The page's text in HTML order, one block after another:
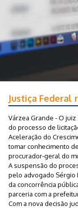
Justiça Federal
Várzea Grande - O
do processo de
Aceleração do
tomar conhecimento
procurador-geral do
A suspensão do
pelo advogado Sérgio
da concorrência
parceria com a
Com a nova decisão